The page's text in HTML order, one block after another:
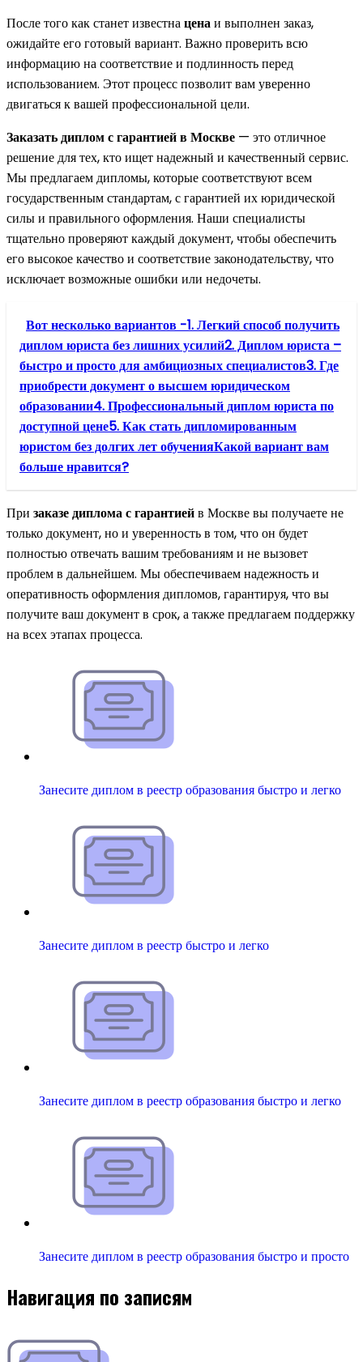
После того как станет известнаценаи выполнен заказ,
ожидайте его готовый вариант. Важно проверить всю
информацию на соответствие и подлинность перед
использованием. Этот процесс позволит вам уверенно
двигаться к вашей профессиональной цели.
Заказать диплом с гарантией в Москве — это отличное
решение для тех, кто ищет надежный и качественный сервис.
Мы предлагаем дипломы, которые соответствуют всем
государственным стандартам, с гарантией их юридической
силы и правильного оформления. Наши специалисты
тщательно проверяют каждый документ, чтобы обеспечить
его высокое качество и соответствие законодательству, что
исключает возможные ошибки или недочеты.
Вот несколько вариантов -1. Легкий способ получить
диплом юриста без лишних усилий2. Диплом юриста –
быстро и просто для амбициозных специалистов3. Где
приобрести документ о высшем юридическом
образовании4. Профессиональный диплом юриста по
доступной цене5. Как стать дипломированным
юристом без долгих лет обученияКакой вариант вам
больше нравится?
При заказе диплома с гарантиейв Москве вы получаете не
только документ, но и уверенность в том, что он будет
полностью отвечать вашим требованиям и не вызовет
проблем в дальнейшем. Мы обеспечиваем надежность и
оперативность оформления дипломов, гарантируя, что вы
получите ваш документ в срок, а также предлагаем поддержку
на всех этапах процесса.
Занесите диплом в реестр образования быстро и легко
Занесите диплом в реестр быстро и легко
Занесите диплом в реестр образования быстро и легко
Занесите диплом в реестр образования быстро и просто
Навигация по записям